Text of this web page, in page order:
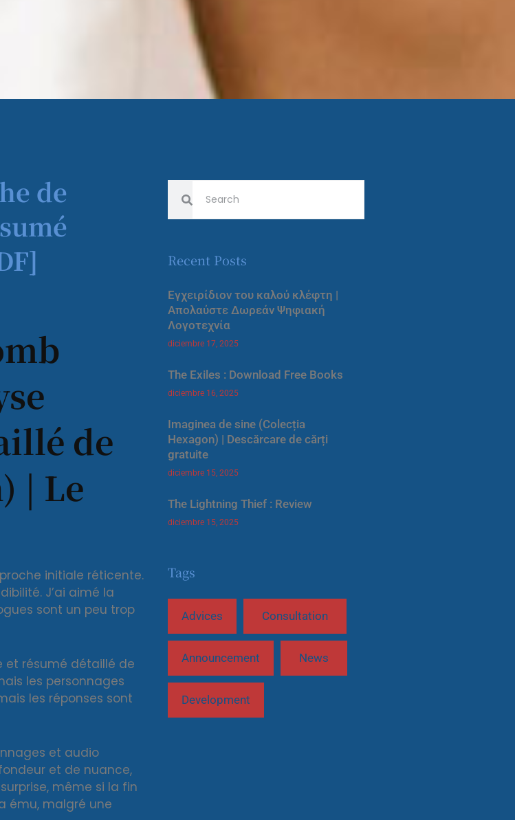
de
de
| Le
initiale réticente.
J’ai aimé la
sont un peu trop
et résumé détaillé de
les personnages
les réponses sont
et audio
et de nuance,
même si la fin
ému, malgré une
Recent Posts
Εγχειρίδιον του καλού κλέφτη |
Απολαύστε Δωρεάν Ψηφιακή
Λογοτεχνία
diciembre 17, 2025
The Exiles : Download Free Books
diciembre 16, 2025
Imaginea de sine (Colecția
Hexagon) | Descărcare de cărți
gratuite
diciembre 15, 2025
The Lightning Thief : Review
diciembre 15, 2025
Tags
Advices Consultation
Announcement News
Development